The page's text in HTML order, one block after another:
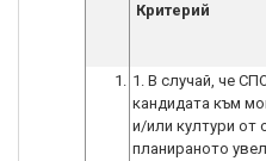
Критерий
1. 1. В случай, че
кандидата към
и/или култури от
планираното